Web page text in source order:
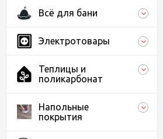
Всё для бани
Электротовары
Теплицы и
поликарбонат
Напольные
покрытия